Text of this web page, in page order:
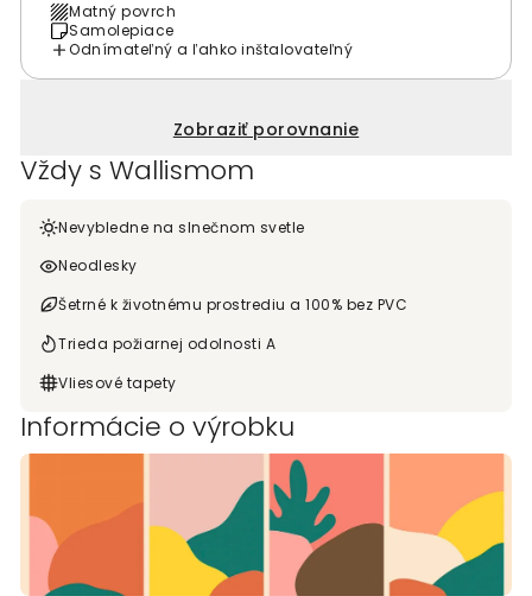
Matný povrch
Samolepiace
Odnímateľný a ľahko inštalovateľný
Zobraziť porovnanie
Vždy s Wallismom
Nevybledne na slnečnom svetle
Neodlesky
Šetrné k životnému prostrediu a 100% bez PVC
Trieda požiarnej odolnosti A
Vliesové tapety
Informácie o výrobku